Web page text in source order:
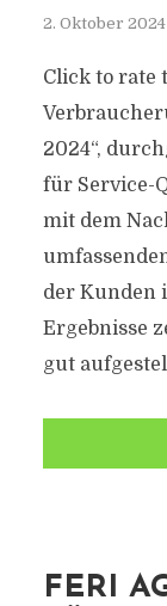
2. Oktober 2024
Click to rate
2024“,
für Service-
mit dem
der Kunden
Ergebnisse
gut
FERI